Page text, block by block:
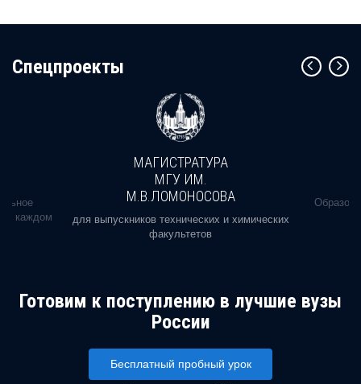
Cпецпроекты
в каждом
МАГИСТРАТУРА
МГУ ИМ.
М.В.ЛОМОНОСОВА
для выпускников технических и химических
факультетов
Готовим к поступлению в лучшие вузы
России
Бесплатный пробный урок